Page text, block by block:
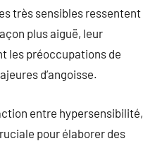
très sensibles ressentent
plus aiguë, leur
les préoccupations de
d’angoisse.
entre hypersensibilité,
pour élaborer des